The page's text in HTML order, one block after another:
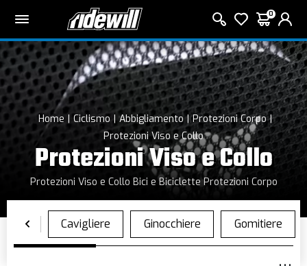
0
Home Ciclismo Abbigliamento
Protezioni Corpo
Protezioni Viso e Collo
Protezioni Viso e Collo
Protezioni Viso e Collo Bici e Biciclette Protezioni Corpo